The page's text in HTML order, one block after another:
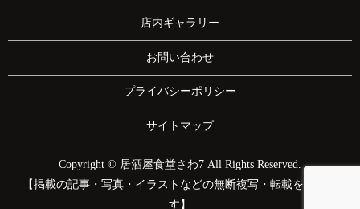
店内ギャラリー
お問い合わせ
プライバシーポリシー
サイトマップ
Copyright © 居酒屋食堂さわ7 All Rights Reserved.
【掲載の記事・写真・イラストなどの無断複写・転載を禁じま
す】